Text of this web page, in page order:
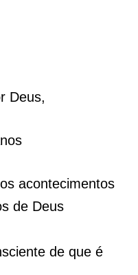
Deus,
acontecimentos
de Deus
de que é